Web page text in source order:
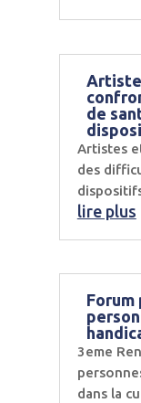
de
Artistes
des
lire plus
Forum
3eme
dans la